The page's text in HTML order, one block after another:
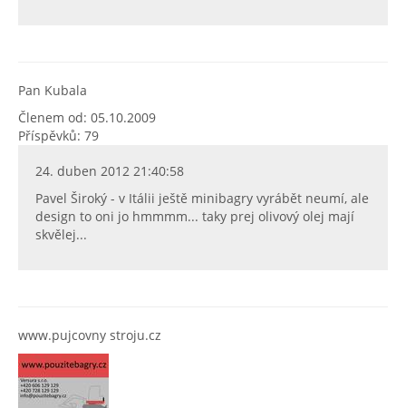
Pan Kubala
Členem od: 05.10.2009
Příspěvků: 79
24. duben 2012 21:40:58
Pavel Široký - v Itálii ještě minibagry vyrábět neumí, ale
design to oni jo hmmmm... taky prej olivový olej mají
skvělej...
www.pujcovny stroju.cz